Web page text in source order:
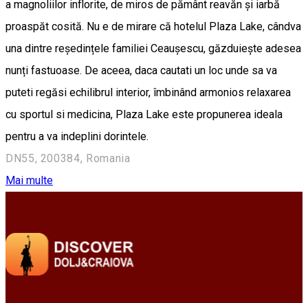
a magnoliilor inflorite, de miros de pământ reavăn și iarbă
proaspăt cosită. Nu e de mirare că hotelul Plaza Lake, cândva
una dintre reședințele familiei Ceaușescu, găzduiește adesea
nunți fastuoase. De aceea, daca cautati un loc unde sa va
puteti regăsi echilibrul interior, îmbinând armonios relaxarea
cu sportul si medicina, Plaza Lake este propunerea ideala
pentru a va indeplini dorintele.
DN55, 200384, Romania
Mai multe